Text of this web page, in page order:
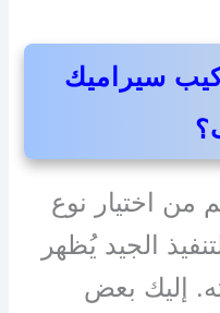
سيراميك
من اختيار نوع
الجيد يُظهر
إليك بعض